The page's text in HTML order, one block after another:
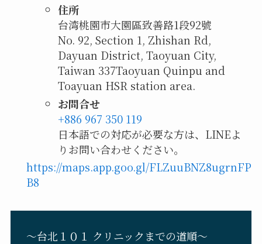
住所
台湾桃園市大園區致善路1段92號
No. 92, Section 1, Zhishan Rd,
Dayuan District, Taoyuan City,
Taiwan 337Taoyuan Quinpu and
Toayuan HSR station area.
お問合せ
+886 967 350 119
日本語での対応が必要な方は、LINEよ
りお問い合わせください。
https://maps.app.goo.gl/FLZuuBNZ8ugrnFP
B8
〜台北１０１ クリニックまでの道順〜